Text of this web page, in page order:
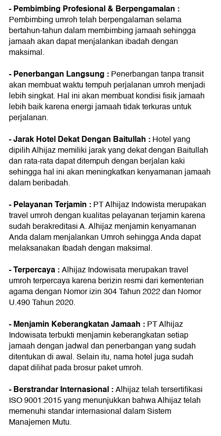
- Pembimbing Profesional & Berpengamalan :
Pembimbing umroh telah berpengalaman selama
bertahun-tahun dalam membimbing jamaah sehingga
jamaah akan dapat menjalankan ibadah dengan
maksimal.
- Penerbangan Langsung :Penerbangan tanpa transit
akan membuat waktu tempuh perjalanan umroh menjadi
lebih singkat. Hal ini akan membuat kondisi fisik jamaah
lebih baik karena energi jamaah tidak terkuras untuk
perjalanan.
- Jarak Hotel Dekat Dengan Baitullah :Hotel yang
dipilih Alhijaz memiliki jarak yang dekat dengan Baitullah
dan rata-rata dapat ditempuh dengan berjalan kaki
sehingga hal ini akan meningkatkan kenyamanan jamaah
dalam beribadah.
- Pelayanan Terjamin :PT Alhijaz Indowista merupakan
travel umroh dengan kualitas pelayanan terjamin karena
sudah berakreditasi A. Alhijaz menjamin kenyamanan
Anda dalam menjalankan Umroh sehingga Anda dapat
melaksanakan Ibadah dengan maksimal.
- Terpercaya :Alhijaz Indowisata merupakan travel
umroh terpercaya karena berizin resmi dari kementerian
agama dengan Nomor izin 304 Tahun 2022 dan Nomor
U.490 Tahun 2020.
- Menjamin Keberangkatan Jamaah :PT Alhijaz
Indowisata terbukti menjamin keberangkatan setiap
jamaah dengan jadwal dan penerbangan yang sudah
ditentukan di awal. Selain itu, nama hotel juga sudah
dapat dilihat pada brosur paket umroh.
- Berstrandar Internasional :Alhijaz telah tersertifikasi
ISO 9001:2015 yang menunjukkan bahwa Alhijaz telah
memenuhi standar internasional dalam Sistem
Manajemen Mutu.